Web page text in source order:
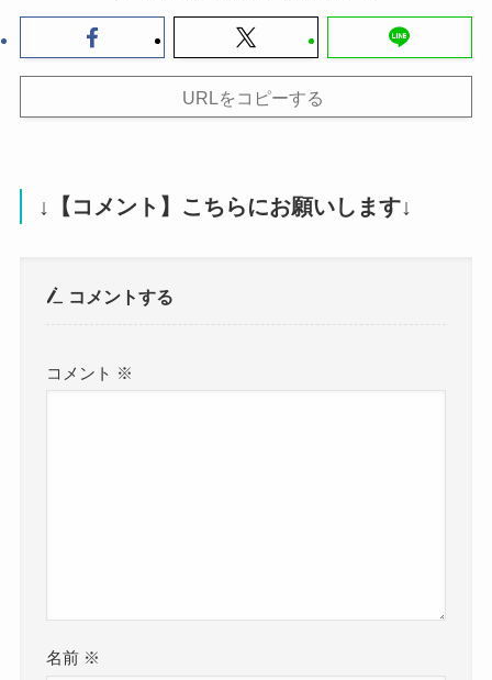
URLをコピーする
↓【コメント】こちらにお願いします↓
コメントする
コメント ※
名前 ※